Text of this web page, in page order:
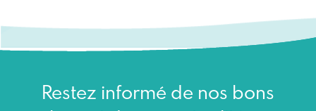
Restez informé de nos bons